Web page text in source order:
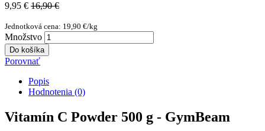
9,95 € 16,90 €
Jednotková cena: 19,90 €/kg
Množstvo
Do košíka
Porovnať
Popis
Hodnotenia (0)
Vitamín C Powder 500 g - GymBeam